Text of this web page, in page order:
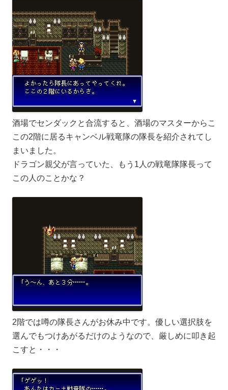
酒場でセンダックと合流すると、酒場のマスターからこ
この2階に居るキャンベル戦竜隊の隊長を紹介されてし
まいました。
ドラゴン親父が言っていた、もう1人の戦竜隊隊長って
この人のことかな？
2階では噂の隊長さんがお休み中です。優しい選択肢を
選んでもつけあがるだけのようなので、厳しめに叩き起
こすと・・・